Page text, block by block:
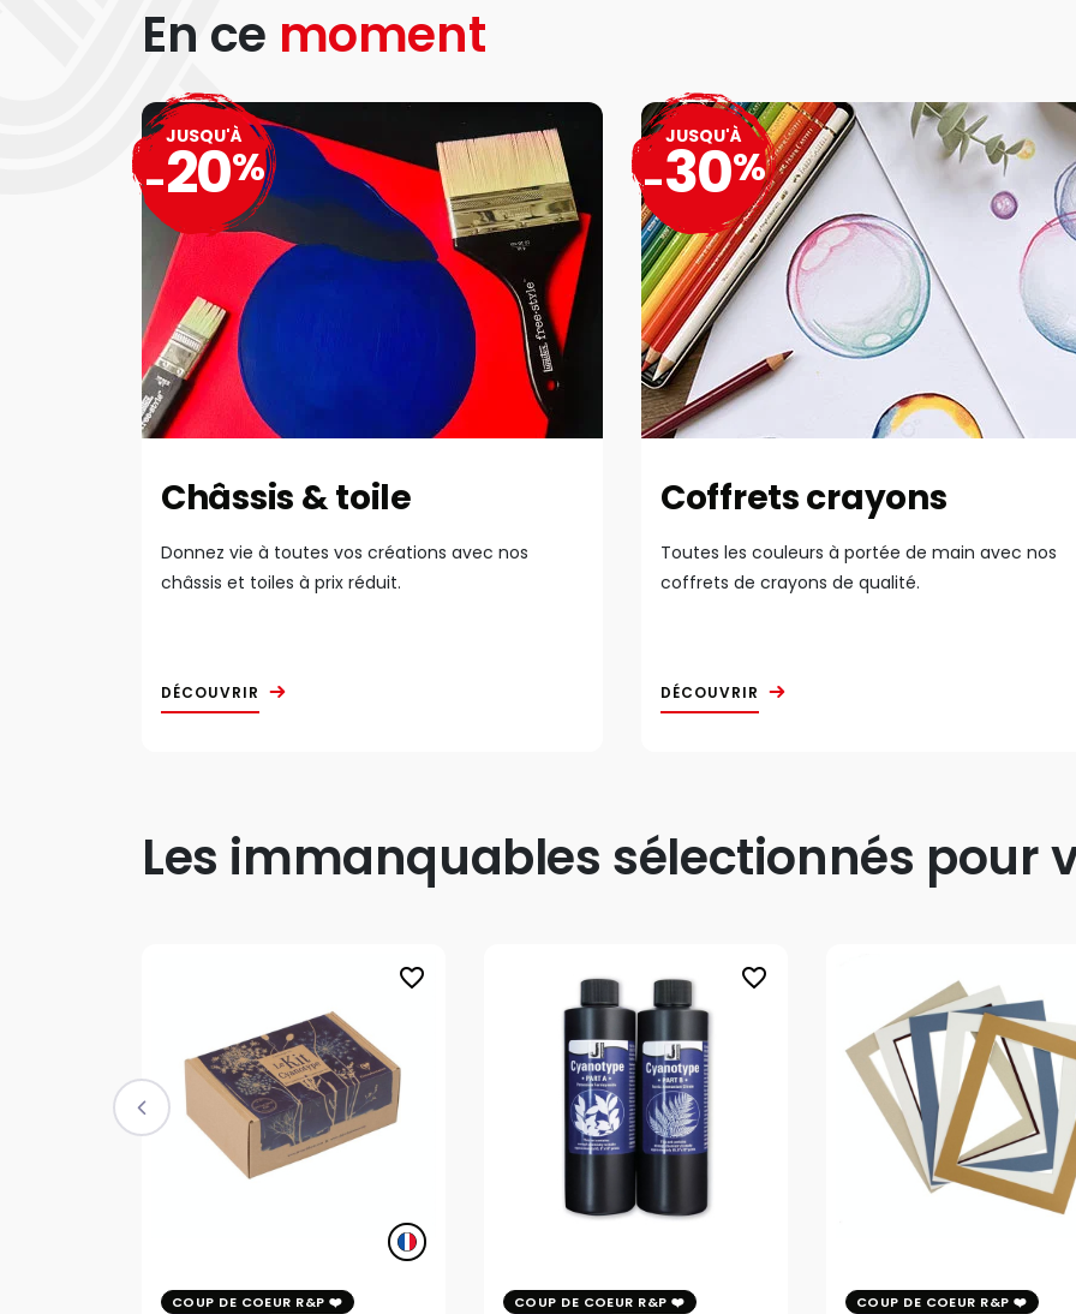
En ce moment
Châssis & toile
Donnez vie à toutes vos créations avec nos
châssis et toiles à prix réduit.
DÉCOUVRIR
JUSQU'À
-20%
Coffrets crayons
Toutes les couleurs à portée de main avec nos
coffrets de crayons de qualité.
DÉCOUVRIR
JUSQU'À
-30%
Les immanquables sélectionnés pour
favorite_border
COUP DE COEUR R&P
favorite_border
COUP DE COEUR R&P
COUP DE COEUR R&P